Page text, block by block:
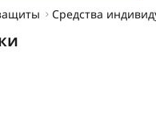
Средства